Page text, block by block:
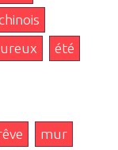
été
mur